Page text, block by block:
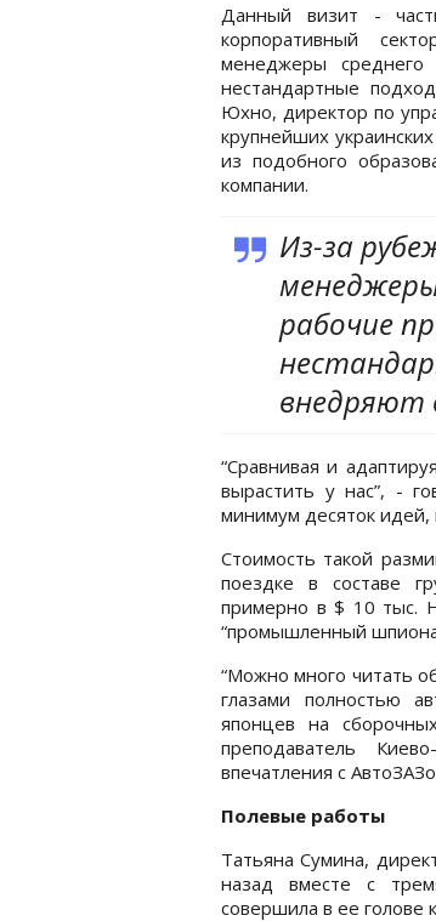
Данный визит -
корпоративный
менеджеры
нестандартные
Юхно, директор по
крупнейших
из подобного
компании.
Из-за
рабочие
внедряют
“Сравнивая и
вырастить у нас”, -
минимум десяток идей,
Стоимость такой
поездке в составе
примерно в $ 10 тыс.
“промышленный
“Можно много читать
глазами полностью
японцев на
преподаватель
впечатления с
Полевые работы
Татьяна Сумина,
назад вместе с
совершила в ее голове